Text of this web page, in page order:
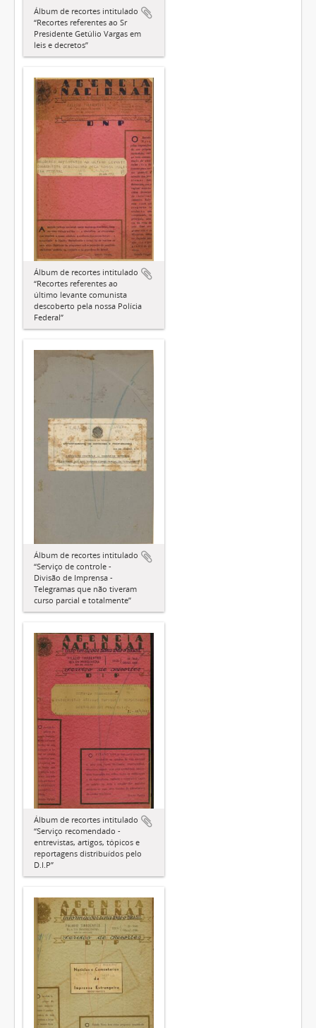
Álbum de recortes intitulado
“Recortes referentes ao Sr
Presidente Getúlio Vargas em
leis e decretos”
Álbum de recortes intitulado
“Recortes referentes ao
último levante comunista
descoberto pela nossa Polícia
Federal”
Álbum de recortes intitulado
“Serviço de controle -
Divisão de Imprensa -
Telegramas que não tiveram
curso parcial e totalmente”
Álbum de recortes intitulado
“Serviço recomendado -
entrevistas, artigos, tópicos e
reportagens distribuídos pelo
D.I.P”